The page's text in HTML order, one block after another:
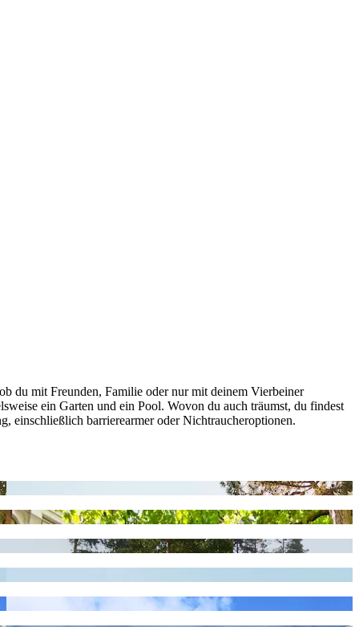
du mit Freunden, Familie oder nur mit deinem Vierbeiner
ein Garten und ein Pool. Wovon du auch träumst, du findest
einschließlich barrierearmer oder Nichtraucheroptionen.